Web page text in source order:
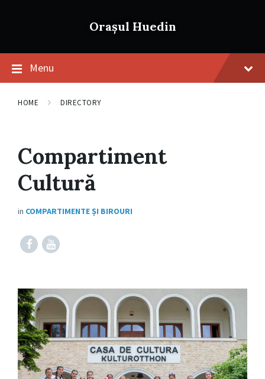
Orașul Huedin
Menu
HOME DIRECTORY
Compartiment
Cultură
in COMPARTIMENTE ȘI BIROURI
Facebookhttps://www.facebook.com/Casa-
Huedin-
Oficial-
106873068511588